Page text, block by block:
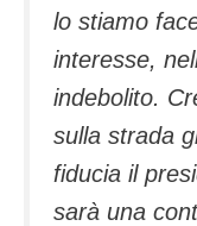
lo stiamo
interesse,
indebolito.
sulla strada
fiducia il
sarà una